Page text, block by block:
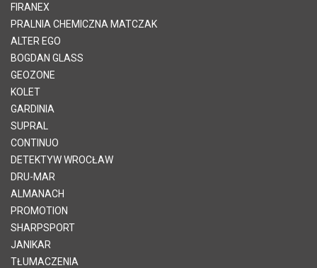
FIRANEX
PRALNIA CHEMICZNA MATCZAK
ALTER EGO
BOGDAN GLASS
GEOZONE
KOLET
GARDINIA
SUPRAL
CONTINUO
DETEKTYW WROCŁAW
DRU-MAR
ALMANACH
PROMOTION
SHARPSPORT
JANIKAR
TŁUMACZENIA